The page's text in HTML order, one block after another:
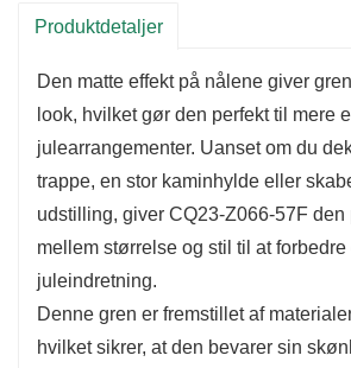
frostet design, der indfanger
større projekter, såsom at lave
guirlander eller som et blikfang i
juletræspynt.
Produktdetaljer
Den matte effekt på nålene giver
look, hvilket gør den perfekt til mere
julearrangementer. Uanset om du
trappe, en stor kaminhylde eller
udstilling, giver CQ23-Z066-57F den
mellem størrelse og stil til at forbedre
juleindretning.
Denne gren er fremstillet af
hvilket sikrer, at den bevarer sin